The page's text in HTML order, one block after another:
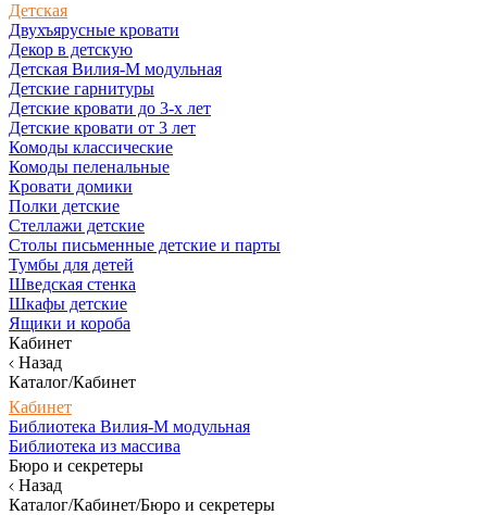
Детская
Двухъярусные кровати
Декор в детскую
Детская Вилия-М модульная
Детские гарнитуры
Детские кровати до 3-х лет
Детские кровати от 3 лет
Комоды классические
Комоды пеленальные
Кровати домики
Полки детские
Стеллажи детские
Столы письменные детские и парты
Тумбы для детей
Шведская стенка
Шкафы детские
Ящики и короба
Кабинет
Назад
Каталог/Кабинет
Кабинет
Библиотека Вилия-М модульная
Библиотека из массива
Бюро и секретеры
Назад
Каталог/Кабинет/Бюро и секретеры